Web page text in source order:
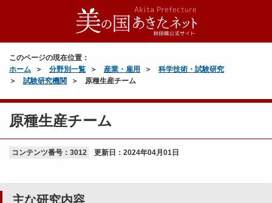
このページの現在位置：
ホーム
分野別一覧 産業・雇用
科学技術・試験研究
試験研究機関
原種生産チーム
原種生産チーム
コンテンツ番号：3012 更新日： 2024年04月01日
主な研究内容